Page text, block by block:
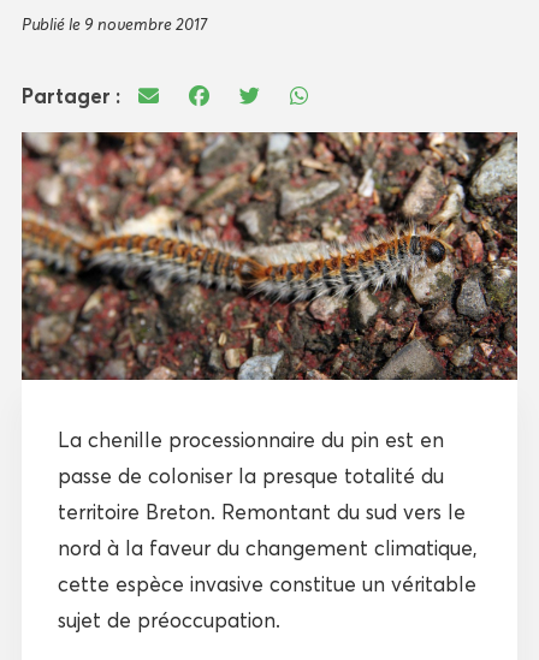
Publié le 9 novembre 2017
Partager :
La chenille processionnaire du pin est en
passe de coloniser la presque totalité du
territoire Breton. Remontant du sud vers le
nord à la faveur du changement climatique,
cette espèce invasive constitue un véritable
sujet de préoccupation.